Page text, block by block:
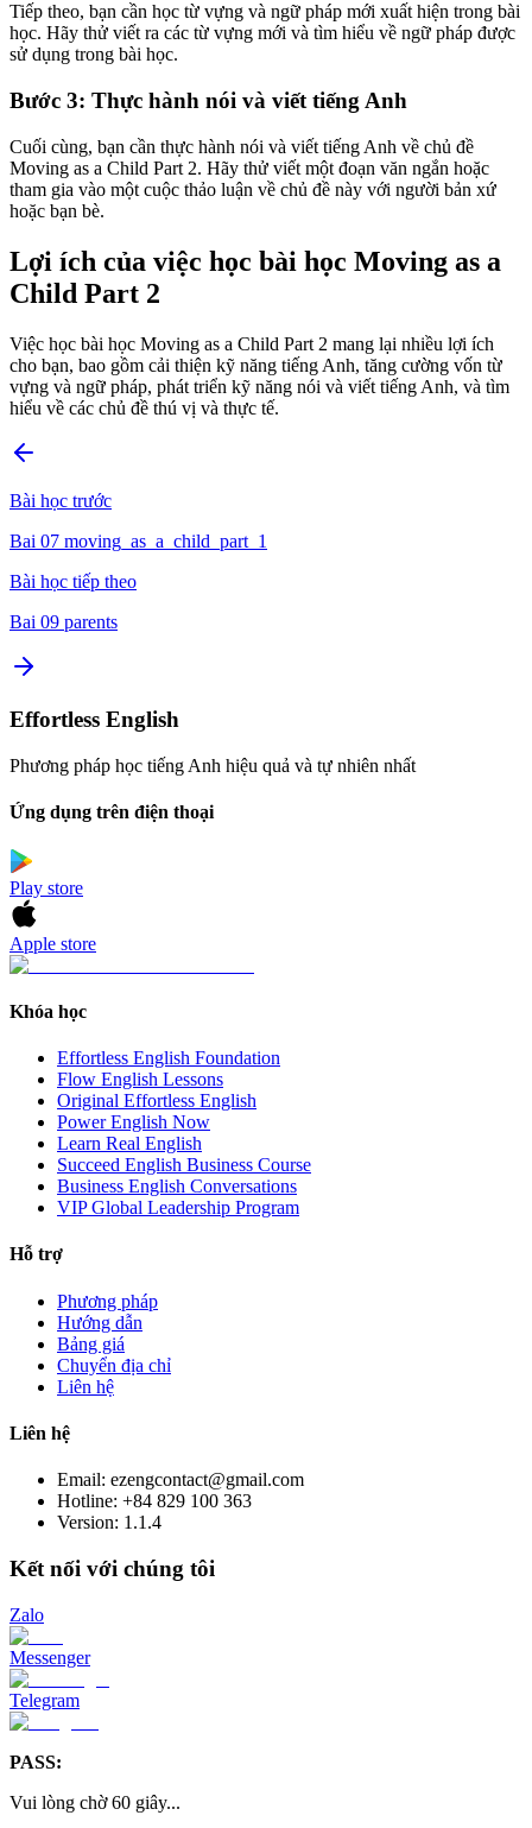
Tiếp theo, bạn cần học từ vựng và ngữ pháp mới xuất hiện trong bài
học. Hãy thử viết ra các từ vựng mới và tìm hiểu về ngữ pháp được
sử dụng trong bài học.
Bước 3: Thực hành nói và viết tiếng Anh
Cuối cùng, bạn cần thực hành nói và viết tiếng Anh về chủ đề
Moving as a Child Part 2. Hãy thử viết một đoạn văn ngắn hoặc
tham gia vào một cuộc thảo luận về chủ đề này với người bản xứ
hoặc bạn bè.
Lợi ích của việc học bài học Moving as a
Child Part 2
Việc học bài học Moving as a Child Part 2 mang lại nhiều lợi ích
cho bạn, bao gồm cải thiện kỹ năng tiếng Anh, tăng cường vốn từ
vựng và ngữ pháp, phát triển kỹ năng nói và viết tiếng Anh, và tìm
hiểu về các chủ đề thú vị và thực tế.
Bài học trước
Bai 07 moving_as_a_child_part_1
Bài học tiếp theo
Bai 09 parents
Effortless English
Phương pháp học tiếng Anh hiệu quả và tự nhiên nhất
Ứng dụng trên điện thoại
Play store
Apple store
Khóa học
Effortless English Foundation
Flow English Lessons
Original Effortless English
Power English Now
Learn Real English
Succeed English Business Course
Business English Conversations
VIP Global Leadership Program
Hỗ trợ
Phương pháp
Hướng dẫn
Bảng giá
Chuyển địa chỉ
Liên hệ
Liên hệ
Email: ezengcontact@gmail.com
Hotline: +84 829 100 363
Version: 1.1.4
Kết nối với chúng tôi
Zalo
Messenger
Telegram
PASS:
Vui lòng chờ 60 giây...